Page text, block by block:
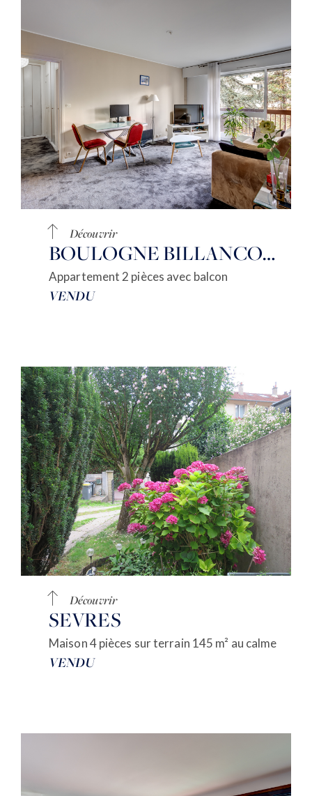
Découvrir
BOULOGNE BILLANCOURT
Appartement 2 pièces avec balcon
VENDU
Découvrir
SEVRES
Maison 4 pièces sur terrain 145 m² au calme
VENDU